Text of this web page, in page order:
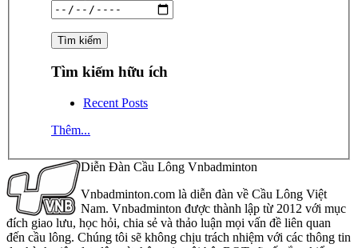
Tìm kiếm hữu ích
Recent Posts
Thêm...
Diễn Đàn Cầu Lông Vnbadminton
Vnbadminton.com là diễn đàn về Cầu Lông Việt
Nam. Vnbadminton được thành lập từ 2012 với mục
đích giao lưu, học hỏi, chia sẻ và thảo luận mọi vấn đề liên quan
đến cầu lông. Chúng tôi sẽ không chịu trách nhiệm với các thông tin